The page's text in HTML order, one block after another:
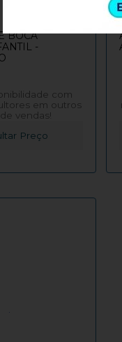
BOCA
-
com
em outros
vendas!
Preço